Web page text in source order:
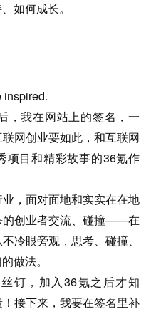
如何成长。
inspired.
，我在网站上的签名，一
网创业要如此，和互联网
项目和精彩故事的36氪作
，面对面地和实实在在地
的创业者交流、碰撞——在
冷眼旁观，思考、碰撞、
做法。
钉，加入36氪之后才知
接下来，我要在签名里补